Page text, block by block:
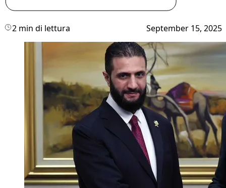
2 min di lettura September 15, 2025